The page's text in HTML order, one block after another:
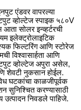
एंडवर वापरल्या
व्होल्टेज स्पाइक ५८०V
सोलर इन्व्हर्टरची
इलेक्ट्रोलाइटिक
फिल्टरिंग आणि स्टोरेज
विश्वासार्हता आणि
व्होल्टेज अपुरा असेल,
शेवटी नुकसान होईल.
घटकांचा काळजीपूर्वक
सुनिश्चित करण्यासाठी
उत्पादन निवडले पाहिजे.